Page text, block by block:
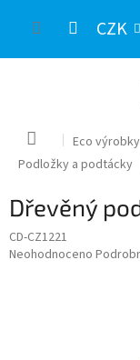
CZK
Domů Eco výrobky
Podložky a podtácky
Dřevěný
CD-CZ1221
Průměrné
Neohodnoceno